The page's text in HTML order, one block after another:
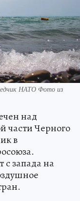
НАТО Фото из
над
части Черного
в
с запада на